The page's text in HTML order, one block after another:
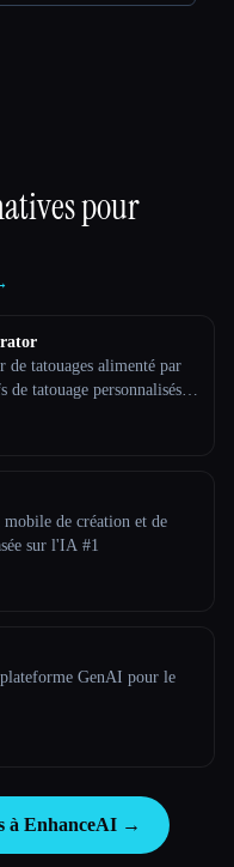
pour
de tatouages alimenté par
tatouage personnalisés
l'utilisateur.
de création et de
sur l'IA #1
GenAI pour le
à EnhanceAI →